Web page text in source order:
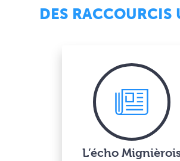
DES RACCOURCIS
L’écho